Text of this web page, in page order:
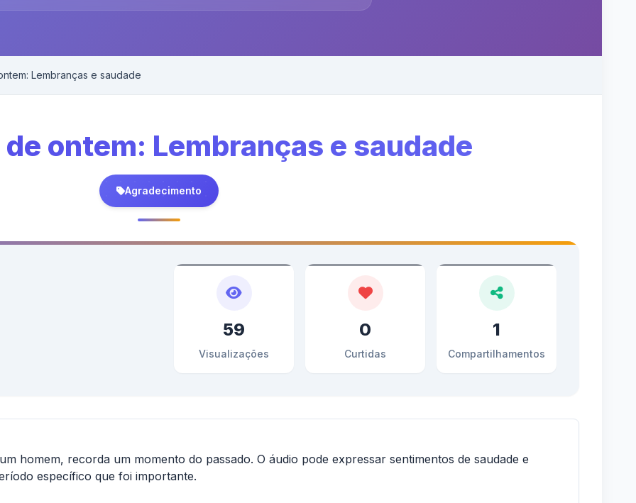
Lembranças e saudade
ontem: Lembranças e saudade
Agradecimento
59
Visualizações
0
Curtidas
1
Compartilhamentos
homem, recorda um momento do passado. O áudio pode expressar sentimentos de saudade e
específico que foi importante.